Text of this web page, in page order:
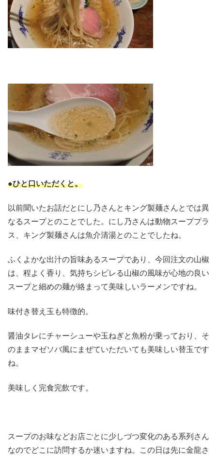
●ひと口いただくと。
以前聞いたお話だとにし乃さんとキング製麺さんとでは異
なるスープとのことでした。にし乃さんは動物スーププラ
ス、キング製麺さんは魚介清湯とのことでしたね。
ふくよかな出汁の旨味あるスープであり、今回注文の山椒
は、程よく香り、気持ちシビレる山椒の風味が心地の良い
スープと細めの麺が絡まって美味しいラーメンですね。
味付き替え玉も特徴的。
醤油タレにチャーシューや玉ねぎと魚粉が乗っており、そ
のままマゼソバ風にまぜていただいても美味しい替玉です
ね。
美味しく完食完飲です。
スープのお味などお店ごとに少しづつ変化のある系列さん
なのでどこに訪問するか迷いますね。この日は先に金龍さ